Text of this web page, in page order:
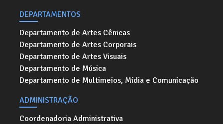
DEPARTAMENTOS
Departamento de Artes Cênicas
Departamento de Artes Corporais
Departamento de Artes Visuais
Departamento de Música
Departamento de Multimeios, Mídia e Comunicação
ADMINISTRAÇÃO
Coordenadoria Administrativa